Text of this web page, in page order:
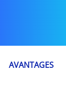
AVANTAGES